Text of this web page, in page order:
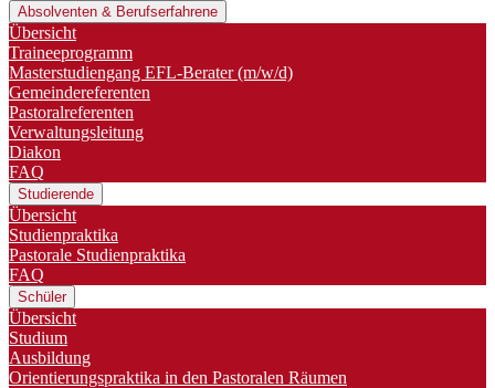
Absolventen & Berufserfahrene
Übersicht
Traineeprogramm
Master­studiengang EFL-Berater (m/w/d)
Gemeindereferenten
Pastoralreferenten
Verwaltungsleitung
Diakon
FAQ
Studierende
Übersicht
Studienpraktika
Pastorale Studienpraktika
FAQ
Schüler
Übersicht
Studium
Ausbildung
Orientierungspraktika in den Pastoralen Räumen